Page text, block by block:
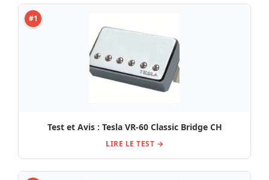
#1
Test et Avis : Tesla VR-60 Classic Bridge CH
LIRE LE TEST →